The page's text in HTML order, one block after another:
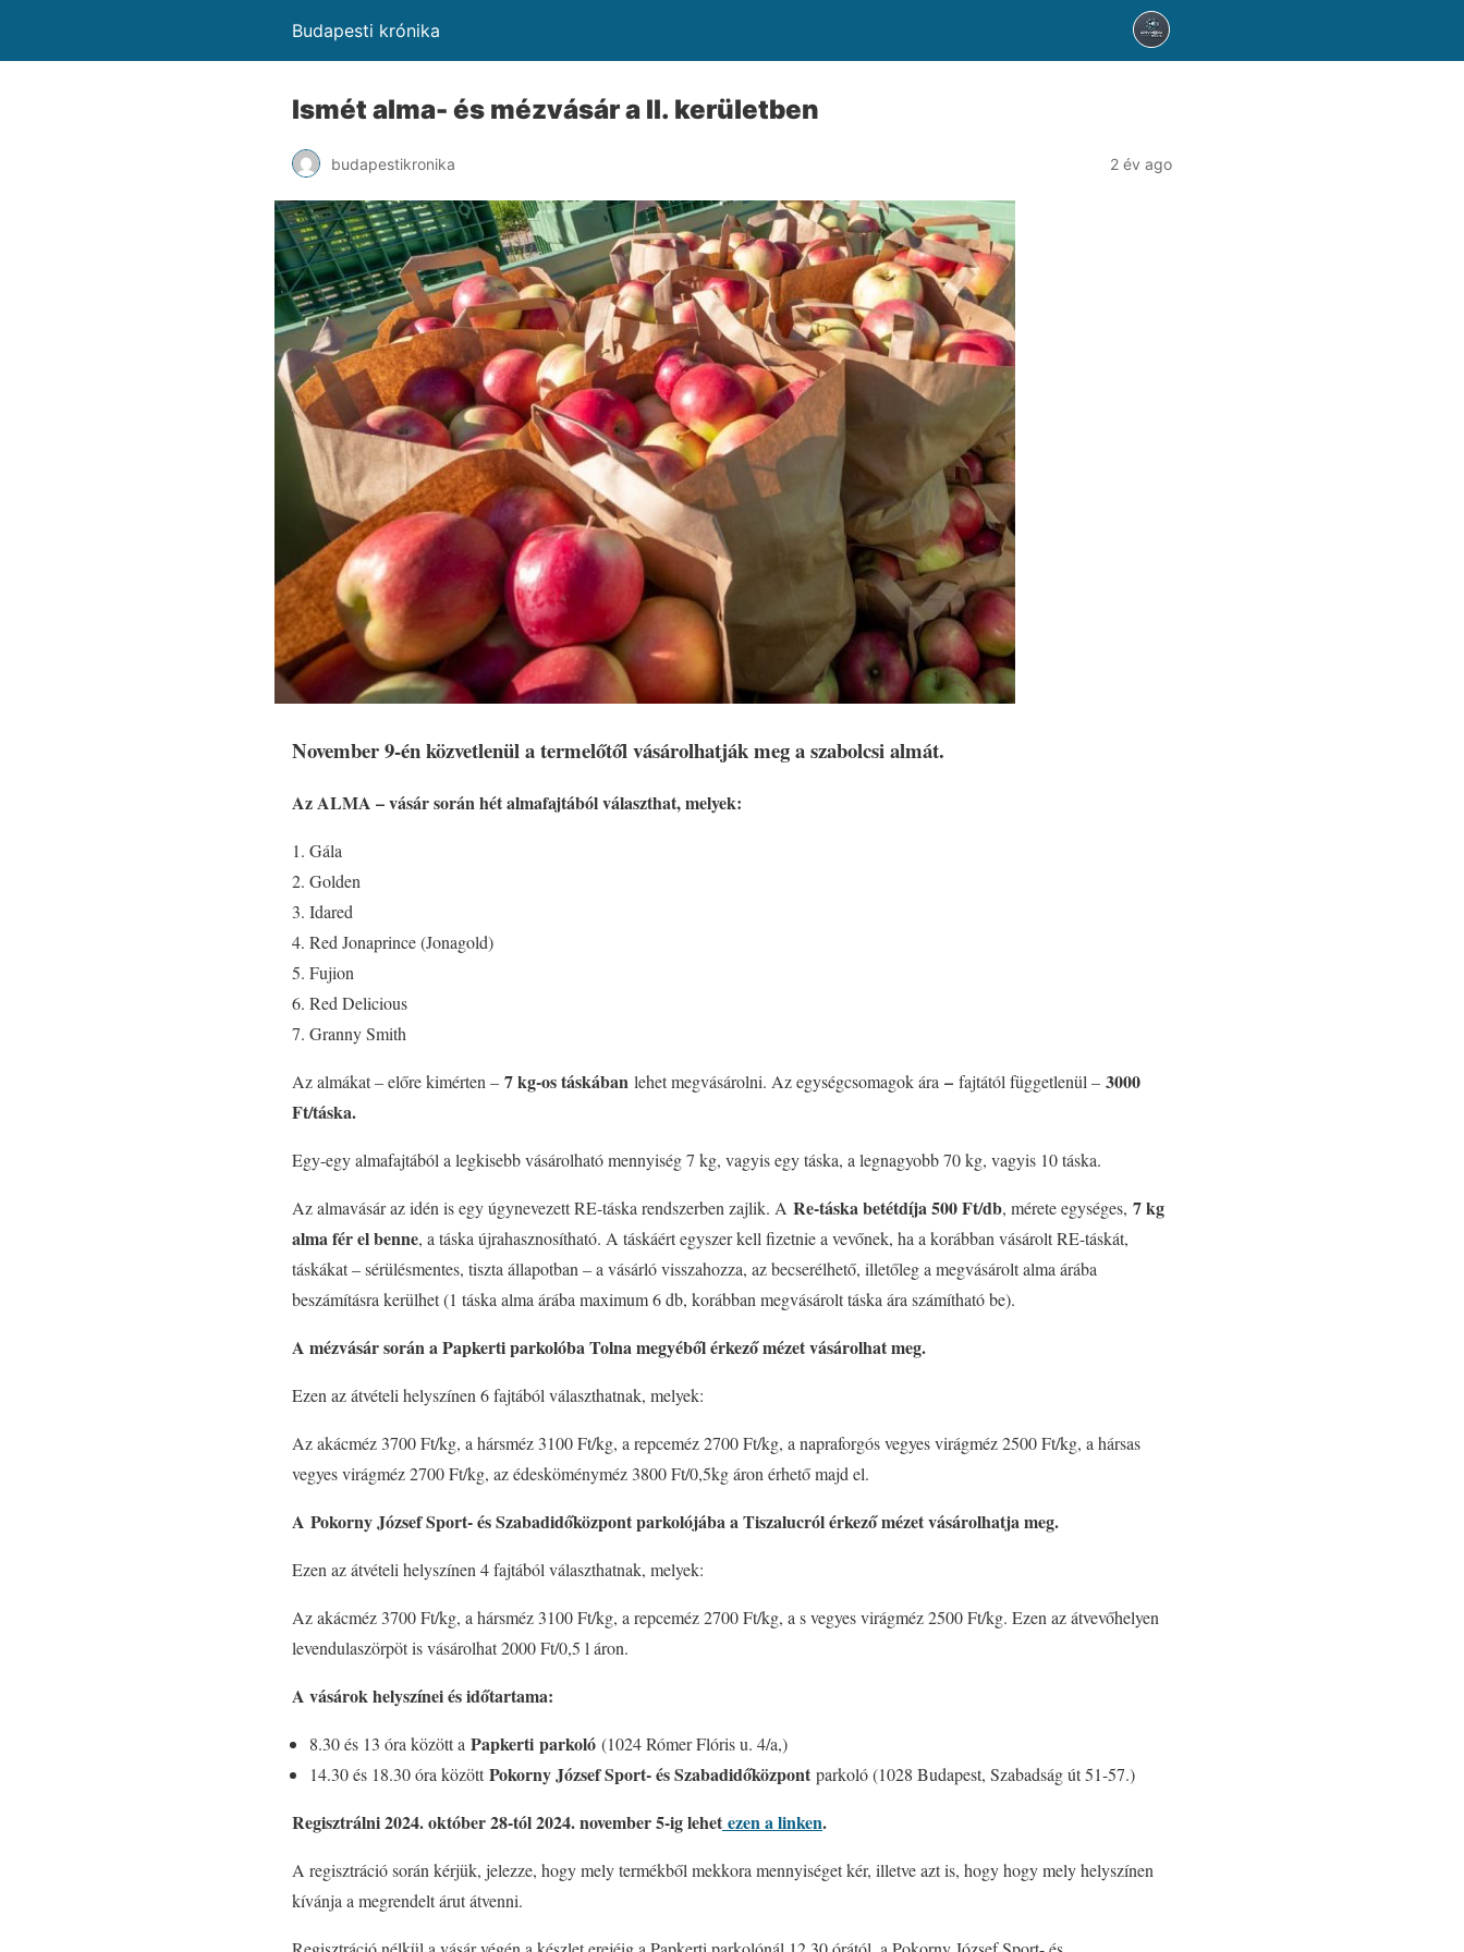
Budapesti krónika
Ismét alma- és mézvásár a II. kerületben
budapestikronika 2 év ago
November 9-én közvetlenül a termelőtől vásárolhatják meg a szabolcsi almát.
Az ALMA – vásár során hét almafajtából választhat, melyek:
Gála
Golden
Idared
Red Jonaprince (Jonagold)
Fujion
Red Delicious
Granny Smith
Az almákat – előre kimérten – 7 kg-os táskában lehet megvásárolni. Az egységcsomagok ára – fajtától függetlenül – 3000
Ft/táska.
Egy-egy almafajtából a legkisebb vásárolható mennyiség 7 kg, vagyis egy táska, a legnagyobb 70 kg, vagyis 10 táska.
Az almavásár az idén is egy úgynevezett RE-táska rendszerben zajlik. A Re-táska betétdíja 500 Ft/db, mérete egységes, 7 kg
alma fér el benne, a táska újrahasznosítható. A táskáért egyszer kell fizetnie a vevőnek, ha a korábban vásárolt RE-táskát,
táskákat – sérülésmentes, tiszta állapotban – a vásárló visszahozza, az becserélhető, illetőleg a megvásárolt alma árába
beszámításra kerülhet (1 táska alma árába maximum 6 db, korábban megvásárolt táska ára számítható be).
A mézvásár során a Papkerti parkolóba Tolna megyéből érkező mézet vásárolhat meg.
Ezen az átvételi helyszínen 6 fajtából választhatnak, melyek:
Az akácméz 3700 Ft/kg, a hársméz 3100 Ft/kg, a repceméz 2700 Ft/kg, a napraforgós vegyes virágméz 2500 Ft/kg, a hársas
vegyes virágméz 2700 Ft/kg, az édesköményméz 3800 Ft/0,5kg áron érhető majd el.
A Pokorny József Sport- és Szabadidőközpont parkolójába a Tiszalucról érkező mézet vásárolhatja meg.
Ezen az átvételi helyszínen 4 fajtából választhatnak, melyek:
Az akácméz 3700 Ft/kg, a hársméz 3100 Ft/kg, a repceméz 2700 Ft/kg, a s vegyes virágméz 2500 Ft/kg. Ezen az átvevőhelyen
levendulaszörpöt is vásárolhat 2000 Ft/0,5 l áron.
A vásárok helyszínei és időtartama:
8.30 és 13 óra között a Papkerti parkoló (1024 Rómer Flóris u. 4/a,)
14.30 és 18.30 óra közöttPokorny József Sport- és Szabadidőközpont parkoló (1028 Budapest, Szabadság út 51-57.)
Regisztrálni 2024. október 28-tól 2024. november 5-ig lehet ezen a linken.
A regisztráció során kérjük, jelezze, hogy mely termékből mekkora mennyiséget kér, illetve azt is, hogy hogy mely helyszínen
kívánja a megrendelt árut átvenni.